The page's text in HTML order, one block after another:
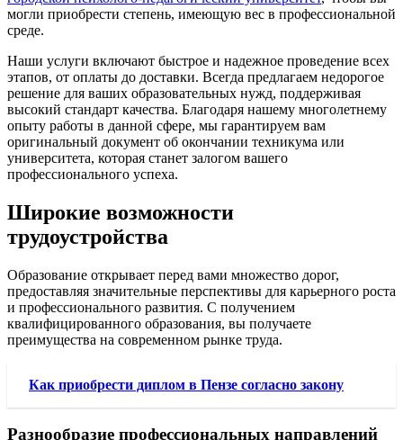
могли приобрести степень, имеющую вес в профессиональной
среде.
Наши услуги включают быстрое и надежное проведение всех
этапов, от оплаты до доставки. Всегда предлагаем недорогое
решение для ваших образовательных нужд, поддерживая
высокий стандарт качества. Благодаря нашему многолетнему
опыту работы в данной сфере, мы гарантируем вам
оригинальный документ об окончании техникума или
университета, которая станет залогом вашего
профессионального успеха.
Широкие возможности
трудоустройства
Образование открывает перед вами множество дорог,
предоставляя значительные перспективы для карьерного роста
и профессионального развития. С получением
квалифицированного образования, вы получаете
преимущества на современном рынке труда.
Как приобрести диплом в Пензе согласно закону
Разнообразие профессиональных направлений